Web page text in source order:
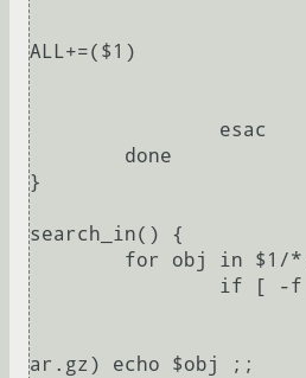
ALL+=($1)
}
search_in() {
ar.gz) echo $obj ;;